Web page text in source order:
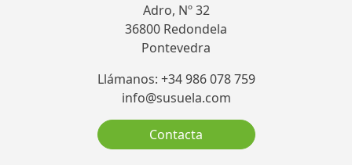
Adro, Nº 32
36800 Redondela
Pontevedra
Llámanos: +34 986 078 759
info@susuela.com
Contacta